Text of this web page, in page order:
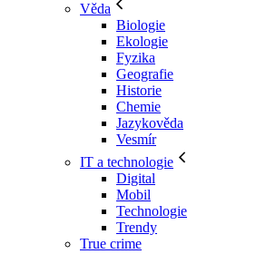
Věda
Biologie
Ekologie
Fyzika
Geografie
Historie
Chemie
Jazykověda
Vesmír
IT a technologie
Digital
Mobil
Technologie
Trendy
True crime